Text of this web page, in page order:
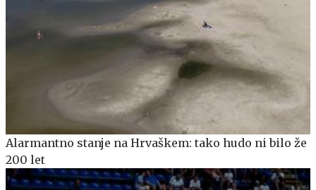
Alarmantno stanje na Hrvaškem: tako hudo ni bilo že
200 let